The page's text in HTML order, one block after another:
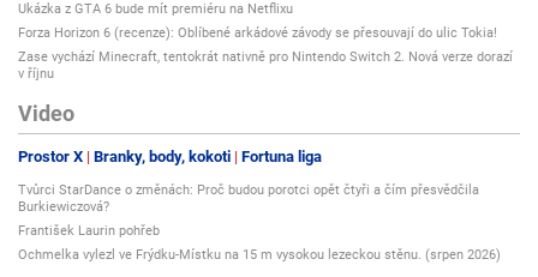
Ukázka z GTA 6 bude mít premiéru na Netflixu
Forza Horizon 6 (recenze): Oblíbené arkádové závody se přesouvají do ulic Tokia!
Zase vychází Minecraft, tentokrát nativně pro Nintendo Switch 2. Nová verze dorazí
v říjnu
Video
Prostor X Branky, body, kokoti Fortuna liga
Tvůrci StarDance o změnách: Proč budou porotci opět čtyři a čím přesvědčila
Burkiewiczová?
František Laurin pohřeb
Ochmelka vylezl ve Frýdku-Místku na 15 m vysokou lezeckou stěnu. (srpen 2026)